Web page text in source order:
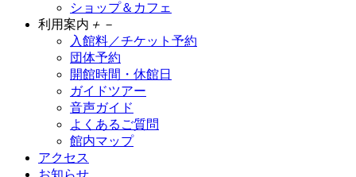
ショップ＆カフェ
利用案内 ＋ －
入館料／チケット予約
団体予約
開館時間・休館日
ガイドツアー
音声ガイド
よくあるご質問
館内マップ
アクセス